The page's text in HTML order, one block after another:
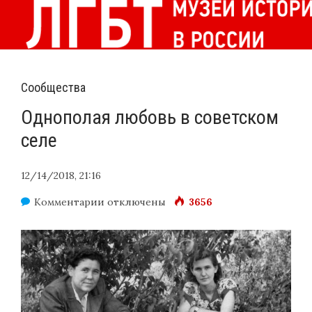
Сообщества
Однополая любовь в советском
селе
12/14/2018, 21:16
Комментарии к
Однополая
любовь
в
советском
отключены 3656